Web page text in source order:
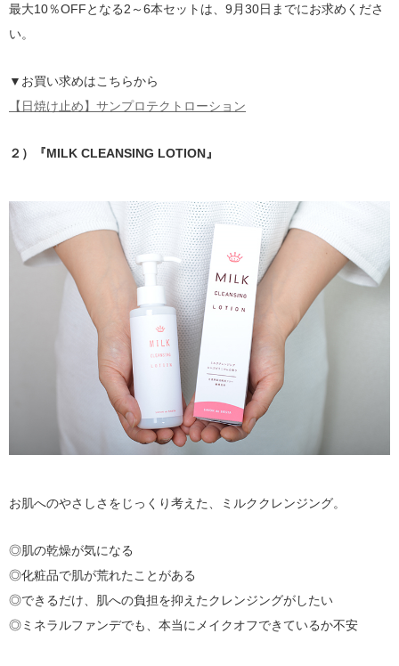
最大10％OFFとなる2～6本セットは、9月30日までにお求めくださ
い。
▼お買い求めはこちらから
【日焼け止め】サンプロテクトローション
２）『MILK CLEANSING LOTION』
お肌へのやさしさをじっくり考えた、ミルククレンジング。
◎肌の乾燥が気になる
◎化粧品で肌が荒れたことがある
◎できるだけ、肌への負担を抑えたクレンジングがしたい
◎ミネラルファンデでも、本当にメイクオフできているか不安